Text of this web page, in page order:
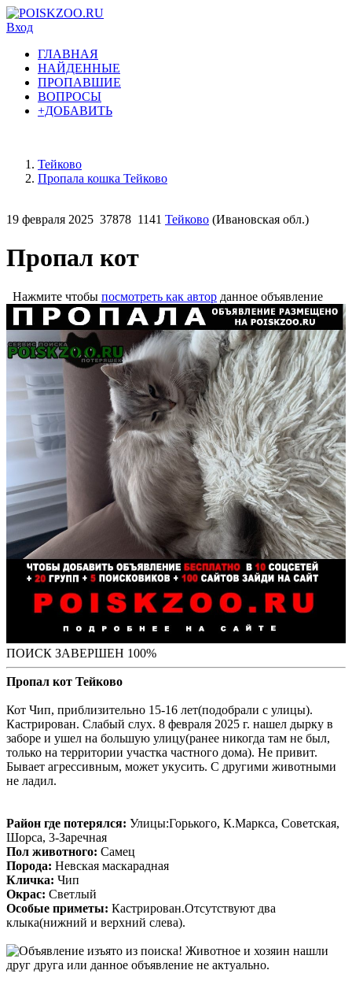
Вход
ГЛАВНАЯ
НАЙДЕННЫЕ
ПРОПАВШИЕ
ВОПРОСЫ
+ДОБАВИТЬ
Тейково
Пропала кошка Тейково
19 февраля 2025 37878 1141 Тейково (Ивановская обл.)
Пропал кот
Нажмите чтобы посмотреть как автор данное объявление
ПОИСК ЗАВЕРШЕН 100%
Пропал кот Тейково
Кот Чип, приблизительно 15-16 лет(подобрали с улицы).
Кастрирован. Слабый слух. 8 февраля 2025 г. нашел дырку в
заборе и ушел на большую улицу(ранее никогда там не был,
только на территории участка частного дома). Не привит.
Бывает агрессивным, может укусить. С другими животными
не ладил.
Район где потерялся: Улицы:Горького, К.Маркса, Советская,
Шорса, 3-Заречная
Пол животного: Самец
Порода: Невская маскарадная
Кличка: Чип
Окрас: Светлый
Особые приметы: Кастрирован.Отсутствуют два
клыка(нижний и верхний слева).